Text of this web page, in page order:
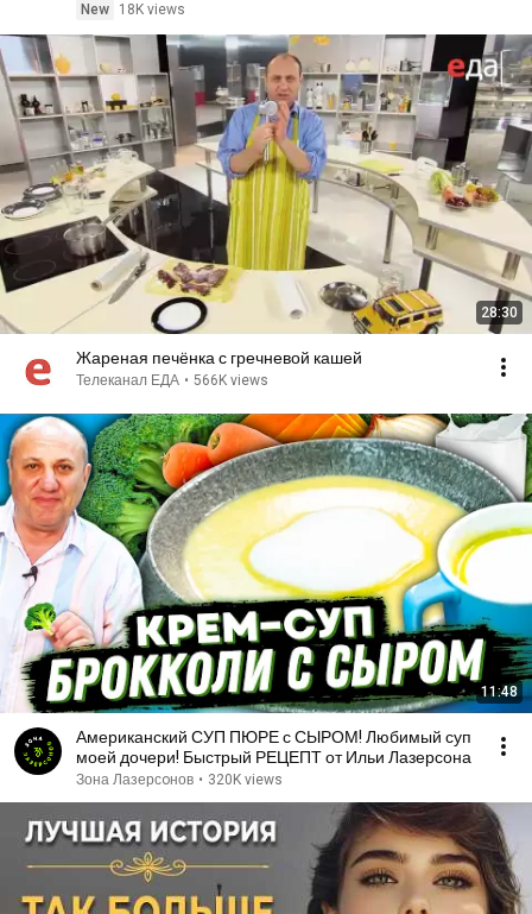
New
18K views
28:30
Жареная печёнка с гречневой кашей
Телеканал ЕДА • 566K views
11:48
Американский СУП ПЮРЕ с СЫРОМ! Любимый суп
моей дочери! Быстрый РЕЦЕПТ от Ильи Лазерсона
Зона Лазерсoнов • 320K views